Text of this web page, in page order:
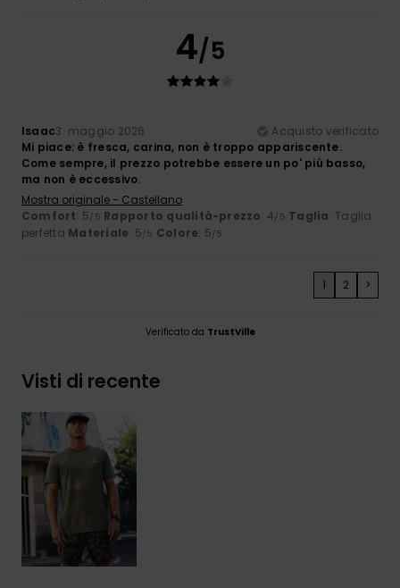
4/5
Isaac3. maggio 2026
Acquisto verificato
Mi piace: è fresca, carina, non è troppo appariscente.
Come sempre, il prezzo potrebbe essere un po' più basso,
ma non è eccessivo.
Mostra originale - Castellano
Comfort: 5/5 Rapporto qualità-prezzo: 4/5 Taglia: Taglia
perfetta Materiale: 5/5 Colore: 5/5
1 2 >
Verificato da TrustVille
Visti di recente